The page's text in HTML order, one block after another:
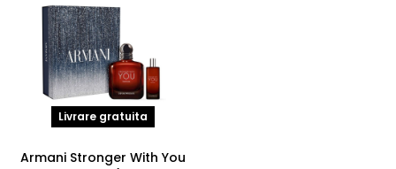
Livrare gratuita
Armani Stronger With You